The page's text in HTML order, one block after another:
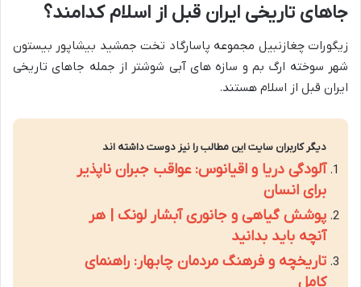
جاهای تاریخی ایران قبل از اسلام کدامند؟
زیگورات چغازنبیل مجموعه پاسارگاد تخت جمشید بیشاپور بیستون
شهر سوخته ارگ بم و سازه های آبی شوشتر از جمله جاهای تاریخی
ایران قبل از اسلام هستند.
دیگر کاربران سایت این مطالب را نیز دوست داشته اند
آلودگی دریا و اقیانوس: عواقب جبران ناپذیر
برای انسان
پوشش گیاهی و جانوری آبشار لونک | هر
آنچه باید بدانید
تاریخچه و فرهنگ مردمان چابهار: راهنمای
کامل